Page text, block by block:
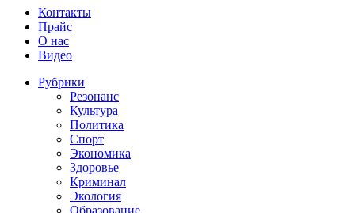
Контакты
Прайс
О нас
Видео
Рубрики
Резонанс
Культура
Политика
Спорт
Экономика
Здоровье
Криминал
Экология